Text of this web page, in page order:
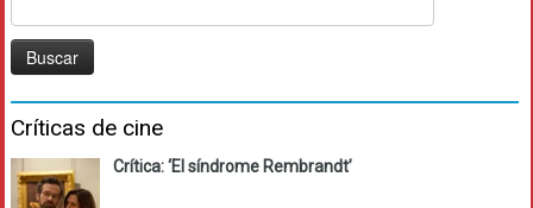
Críticas de cine
Crítica: ‘El síndrome Rembrandt’